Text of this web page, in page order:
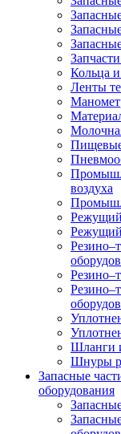
Кольца
Ленты
воздуха
Режущий
Режущий
Шланги
Шнуры
Запасные
оборудования